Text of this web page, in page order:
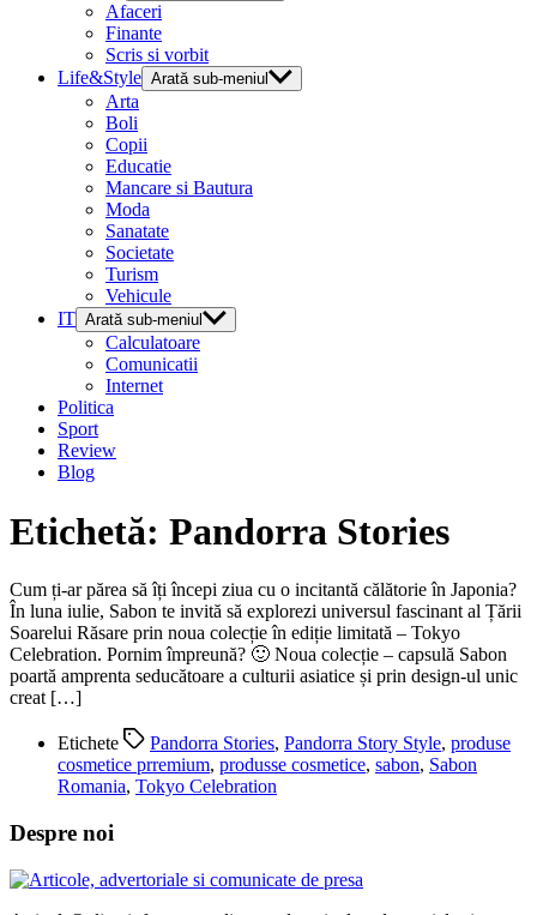
Afaceri
Finante
Scris si vorbit
Life&Style Arată sub-meniul
Arta
Boli
Copii
Educatie
Mancare si Bautura
Moda
Sanatate
Societate
Turism
Vehicule
IT Arată sub-meniul
Calculatoare
Comunicatii
Internet
Politica
Sport
Review
Blog
Etichetă: Pandorra Stories
Cum ți-ar părea să îți începi ziua cu o incitantă călătorie în Japonia?
În luna iulie, Sabon te invită să explorezi universul fascinant al Țării
Soarelui Răsare prin noua colecție în ediție limitată – Tokyo
Celebration. Pornim împreună? 🙂 Noua colecție – capsulă Sabon
poartă amprenta seducătoare a culturii asiatice și prin design-ul unic
creat […]
Etichete Pandorra Stories, Pandorra Story Style, produse
cosmetice prremium, produsse cosmetice, sabon, Sabon
Romania, Tokyo Celebration
Despre noi